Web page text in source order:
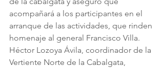
acompañará a los participantes en el
arranque de las actividades, que rinden
homenaje al general Francisco Villa.
Héctor Lozoya Ávila, coordinador de la
Vertiente Norte de la Cabalgata,